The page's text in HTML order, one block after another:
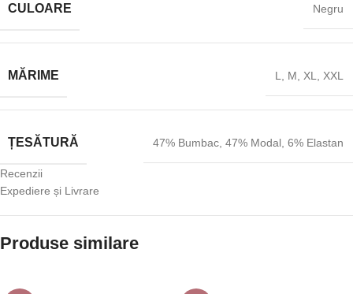
CULOARE Negru
MĂRIME L M XL XXL
ȚESĂTURĂ 47% Bumbac 47% Modal 6% Elastan
Recenzii
Expediere și Livrare
Produse similare